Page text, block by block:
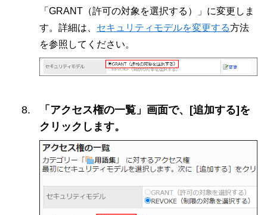
「GRANT（許可の対象を選択する）」に変更しま
す。詳細は、 セキュリティモデルを変更する方法
を参照してください。
「アクセス権の一覧」画面で、[追加する]を
クリックします。